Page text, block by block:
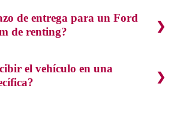
de entrega para un Ford
de renting?
el vehículo en una